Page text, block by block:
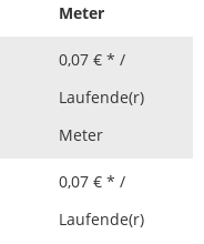
Meter
0,07 € * /
Laufende(r)
Meter
0,07 € * /
Laufende(r)